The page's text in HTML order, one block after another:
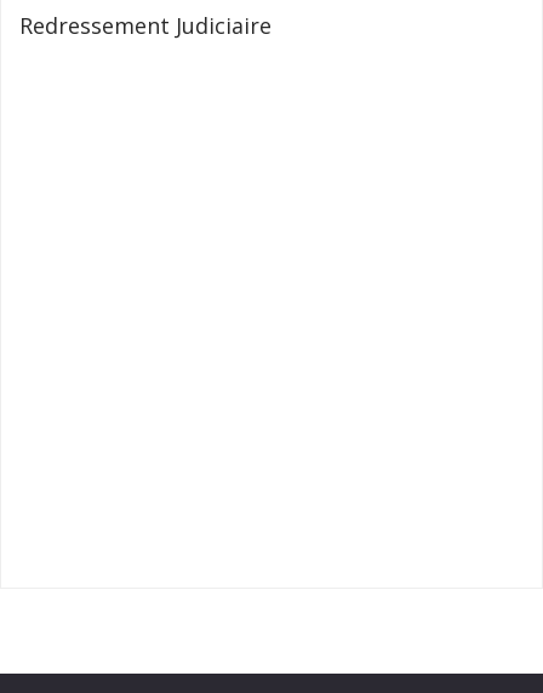
Redressement Judiciaire